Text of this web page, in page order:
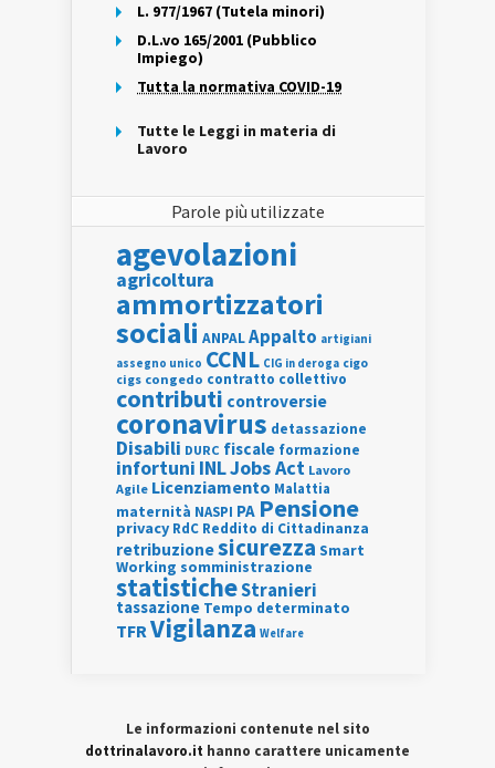
L. 977/1967 (Tutela minori)
D.L.vo 165/2001 (Pubblico
Impiego)
Tutta la normativa COVID-19
Tutte le Leggi in materia di
Lavoro
Parole più utilizzate
agevolazioni
agricoltura
ammortizzatori
sociali ANPALAppalto artigiani
assegno unico CCNL CIG in deroga cigo
cigs congedo contratto collettivo
contributi controversie
coronavirus detassazione
Disabili DURC fiscale formazione
infortuni INLJobs Act Lavoro
Agile Licenziamento Malattia
maternità NASPI PA Pensione
privacy RdC Reddito di Cittadinanza
retribuzionesicurezza Smart
Working somministrazione
statisticheStranieri
tassazione Tempo determinato
TFRVigilanza Welfare
Le informazioni contenute nel sito
dottrinalavoro.it hanno carattere unicamente